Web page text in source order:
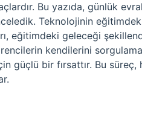
Bu yazıda, günlük
Teknolojinin
eğitimdeki geleceği
kendilerini
güçlü bir fırsattır. Bu